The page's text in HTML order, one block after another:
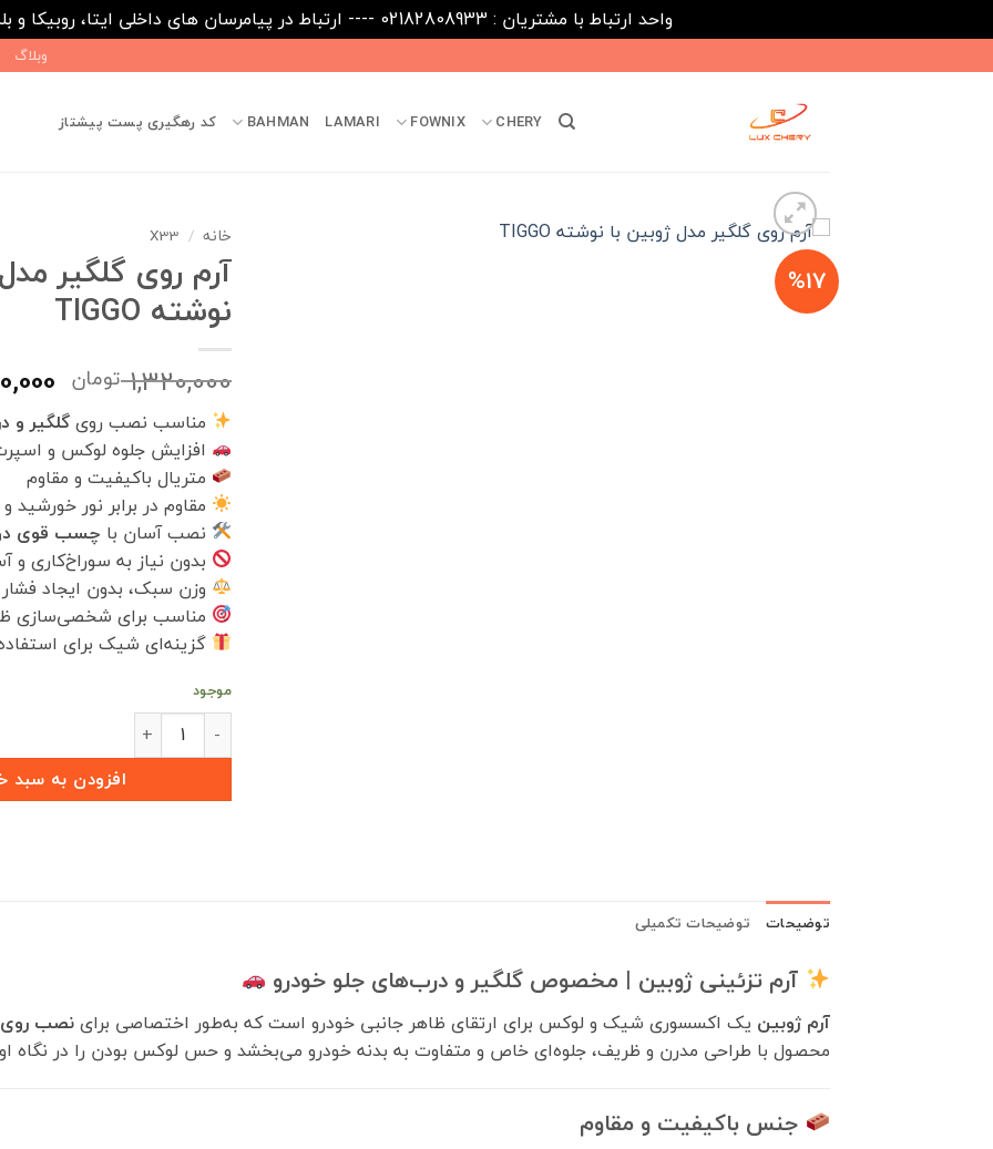
واحد ارتباط با مشتریان : 02182808933 ---- ارتباط در پیامرسان های داخلی ایتا، روبیکا و بله : 09031116395
to
وبلاگ
CHERY
FOWNIX
LAMARI
BAHMAN کد رهگیری پست پیشتاز
%17
خانه /
X33
آرم روی گلگیر
نوشته TIGGO
1,320,000 تومان
اصلی
بود.
مناسب نصب رویگلگیر و
افزایش جلوه لوکس و
متریال باکیفیت و مقاوم
مقاوم در برابر نور
نصب آسان با چسب قوی
بدون نیاز به سوراخ‌کاری و
وزن سبک، بدون ایجاد
مناسب برای شخصی‌سازی
گزینه‌ای شیک برای
موجود
آرم روی گلگیر مدل ژوبین با نوشته TIGGO عدد
افزودن به سبد
توضیحات توضیحات تکمیلی
آرم تزئینی ژوبین | مخصوص گلگیر و درب‌های جلو خودرو
آرم ژوبین یک اکسسوری شیک و لوکس برای ارتقای ظاهر جانبی خودرو است که به‌طور اختصاصی براینصب روی
محصول با طراحی مدرن و ظریف، جلوه‌ای خاص و متفاوت به بدنه خودرو می‌بخشد و حس لوکس بودن را در نگاه
جنس باکیفیت و مقاوم